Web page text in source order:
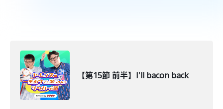
【第15節 前半】I'll bacon back